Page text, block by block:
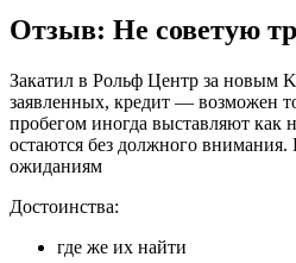
Отзыв: Не советую
Закатил в Рольф Центр за новым
заявленных, кредит — возможен
пробегом иногда выставляют
остаются без должного внимания.
ожиданиям
Достоинства:
где же их найти